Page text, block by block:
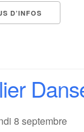
D’INFOS
8 septembre